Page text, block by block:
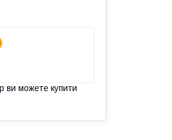
ви можете купити